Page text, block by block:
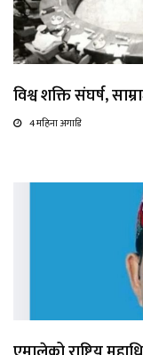
विश्व शक्ति संघर्ष,
4 महिना अगाडि